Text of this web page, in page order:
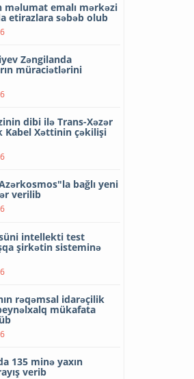
məlumat emalı mərkəzi
etirazlara səbəb olub
Zəngilanda
müraciətlərini
dibi ilə Trans-Xəzər
Kabel Xəttinin çəkilişi
bağlı yeni
verilib
süni intellekti test
şirkətin sisteminə
rəqəmsal idarəçilik
mükafata
135 minə yaxın
verib